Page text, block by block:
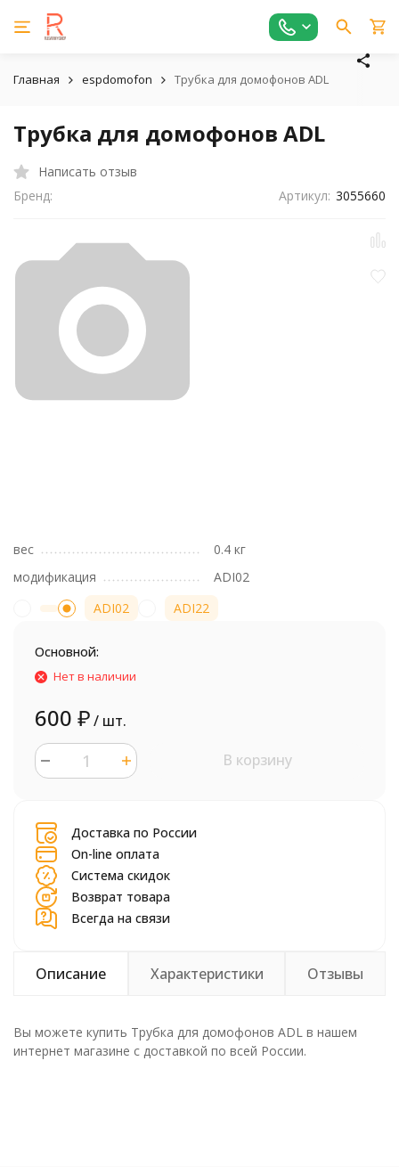
Главная espdomofon Трубка для домофонов ADL
Трубка для домофонов ADL
Написать отзыв
Бренд:
Артикул: 3055660
вес
0.4 кг
модификация
ADI02
ADI02
ADI22
Основной:
Нет в наличии
600 ₽/ шт.
В корзину
Доставка по России
On-line оплата
Система скидок
Возврат товара
Всегда на связи
Описание Характеристики Отзывы
Вы можете купить Трубка для домофонов ADL в нашем
интернет магазине с доставкой по всей России.